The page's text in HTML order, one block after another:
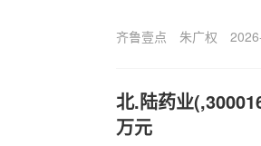
齐鲁壹点 朱广权
北.陆药业
万元